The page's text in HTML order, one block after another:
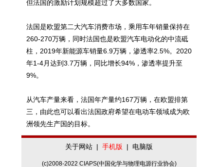
但法国的激励计划规模超过了大多数国家。
法国是欧盟第二大汽车消费市场，乘用车年销量保持在
260-270万辆，同时法国也是欧盟汽车电动化的中流砥
柱，2019年新能源车销量6.9万辆，渗透率2.5%。2020
年1-4月达到3.7万辆，同比增长94%，渗透率提升至
9%。
从汽车产量来看，法国年产量约167万辆，在欧盟排第
三，由此也可以看出法国政府希望在电动车领域成为欧
洲领先生产国的目标。
关于网站 | 手机版 | 电脑版
(c)2008-2022 CIAPS(中国化学与物理电源行业协会)